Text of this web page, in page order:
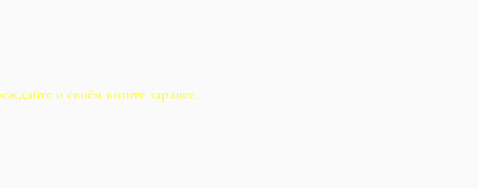
о своём визите заранее.